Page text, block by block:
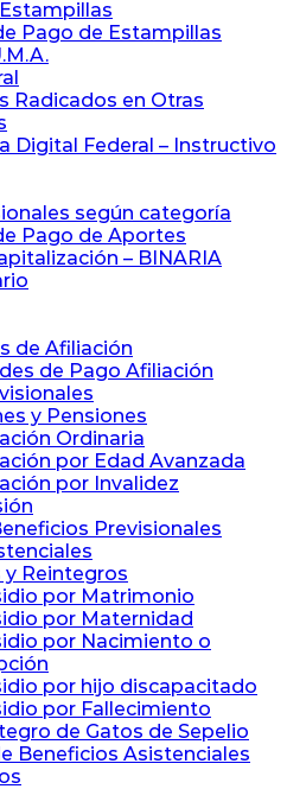
Pago de Estampillas
Radicados en Otras
Digital Federal – Instructivo
según categoría
Pago de Aportes
– BINARIA
de Afiliación
de Pago Afiliación
y Pensiones
Ordinaria
por Edad Avanzada
por Invalidez
Previsionales
y Reintegros
por Matrimonio
por Maternidad
por Nacimiento o
por hijo discapacitado
por Fallecimiento
de Gatos de Sepelio
Beneficios Asistenciales